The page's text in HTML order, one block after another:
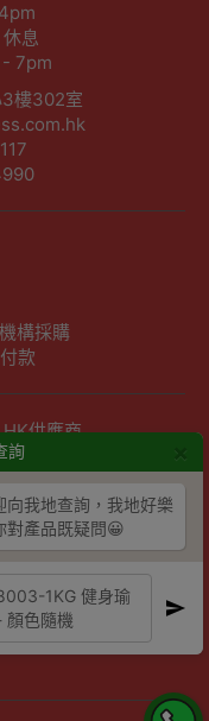
詢
向我地查詢，我地好樂
對產品既疑問😀
息
- 7pm
樓302室
構採購
款
供應商
策
則